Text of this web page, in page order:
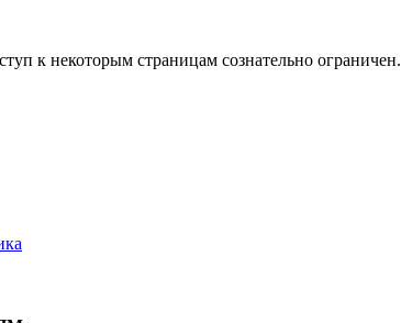
к некоторым страницам сознательно ограничен.